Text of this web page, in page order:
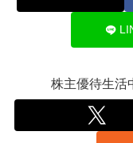
株主優待生活